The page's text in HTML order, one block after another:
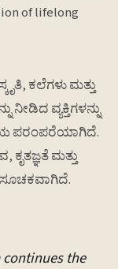
of lifelong
ಕಲೆಗಳು ಮತ್ತು
ವ್ಯಕ್ತಿಗಳನ್ನು
ಪರಂಪರೆಯಾಗಿದೆ.
ಮತ್ತು
continues the